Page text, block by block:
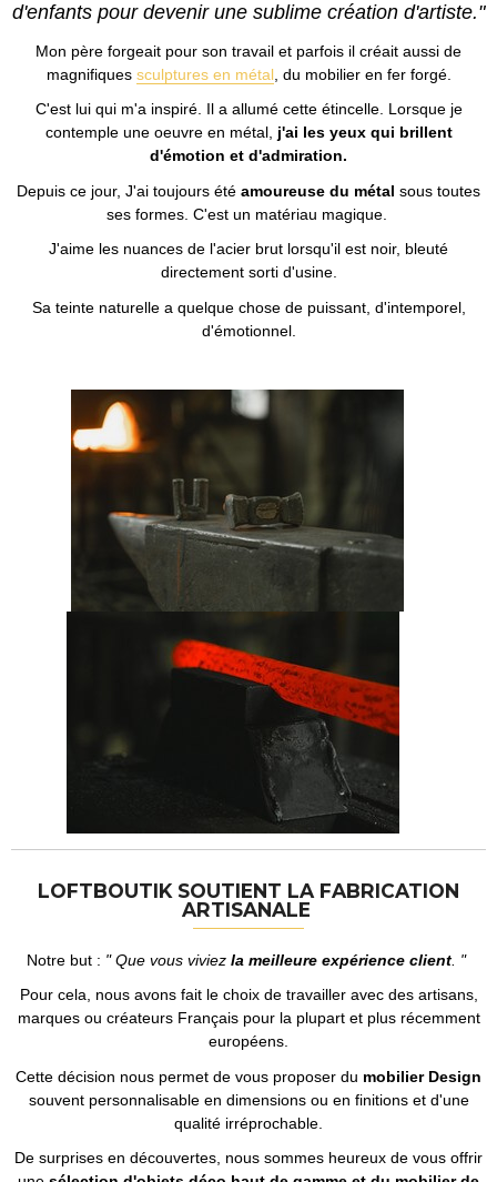
d'enfants pour devenir une sublime création d'artiste."
Mon père forgeait pour son travail et parfois il créait aussi de
magnifiques sculptures en métal, du mobilier en fer forgé.
C'est lui qui m'a inspiré. Il a allumé cette étincelle. Lorsque je
contemple une oeuvre en métal, j'ai les yeux qui brillent
d'émotion et d'admiration.
Depuis ce jour, J'ai toujours été amoureuse du métal sous toutes
ses formes. C'est un matériau magique.
J'aime les nuances de l'acier brut lorsqu'il est noir, bleuté
directement sorti d'usine.
Sa teinte naturelle a quelque chose de puissant, d'intemporel,
d'émotionnel.
LOFTBOUTIK SOUTIENT LA FABRICATION
ARTISANALE
Notre but : " Que vous viviez la meilleure expérience client . "
Pour cela, nous avons fait le choix de travailler avec des artisans,
marques ou créateurs Français pour la plupart et plus récemment
européens.
Cette décision nous permet de vous proposer du mobilier Design
souvent personnalisable en dimensions ou en finitions et d'une
qualité irréprochable.
De surprises en découvertes, nous sommes heureux de vous offrir